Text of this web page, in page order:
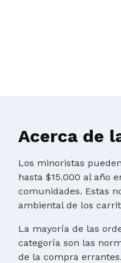
Acerca de
Los minoristas
hasta $15.000 al año
comunidades. Estas
ambiental de los
La mayoría de las
categoría son las
de la compra